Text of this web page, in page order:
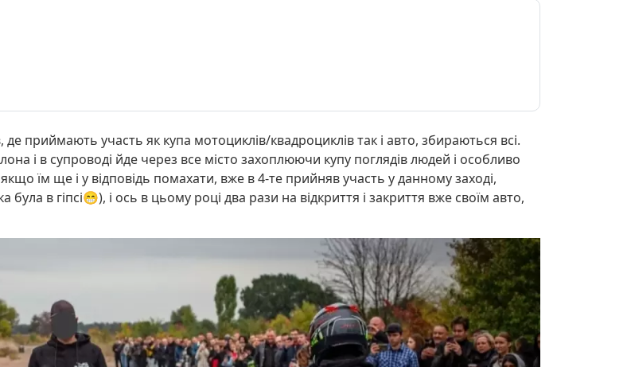
приймають участь як купа мотоциклів/квадроциклів так і авто, збираються всі.
і в супроводі йде через все місто захоплюючи купу поглядів людей і особливо
їм ще і у відповідь помахати, вже в 4-те прийняв участь у данному заході,
в гіпсі😁), і ось в цьому році два рази на відкриття і закриття вже своїм авто,